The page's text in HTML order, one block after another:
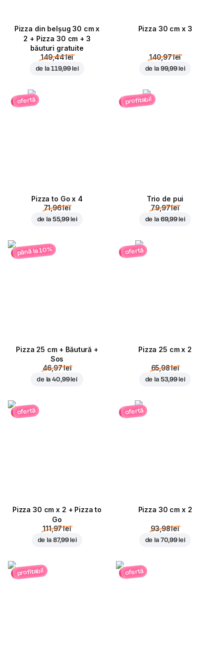
Pizza din belșug 30 cm x
2 + Pizza 30 cm + 3
băuturi gratuite
149,44 lei
de la 119,99 lei
Pizza 30 cm x 3
140,97 lei
de la 99,99 lei
ofertă
Pizza to Go x 4
71,96 lei
de la 55,99 lei
profitabil
Trio de pui
79,97 lei
de la 69,99 lei
până la 10%
Pizza 25 cm + Băutură +
Sos
46,97 lei
de la40,99 lei
ofertă
Pizza 25 cm x 2
65,98 lei
de la 53,99 lei
ofertă
Pizza 30 cm x 2 + Pizza to
Go
111,97 lei
de la 87,99 lei
ofertă
Pizza 30 cm x 2
93,98 lei
de la 70,99 lei
profitabil ofertă